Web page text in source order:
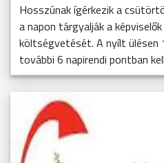
Hosszúnak ígérkezik a
a napon tárgyalják a
költségvetését. A nyílt ülésen
további 6 napirendi pontban